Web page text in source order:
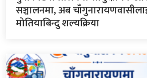
सञ्चालनमा, अब
मोतियाबिन्दु शल्यक्रिया